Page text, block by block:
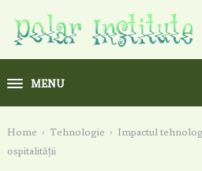
MENU
Home › Tehnologie › Impactul
ospitalității